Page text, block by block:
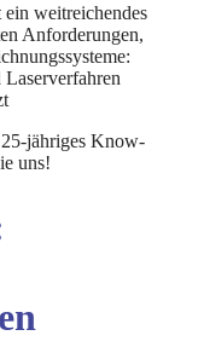
ein weitreichendes
Anforderungen,
jähriges Know-
uns!